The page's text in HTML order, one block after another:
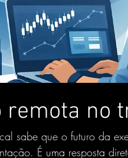
remota no
sabe que o futuro da
É uma resposta